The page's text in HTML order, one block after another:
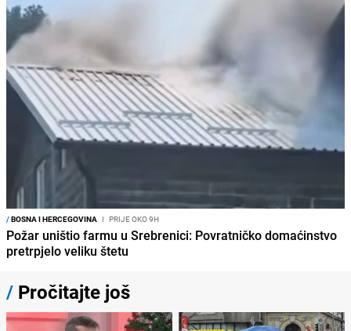
/BOSNA I HERCEGOVINA I PRIJE OKO 9H
Požar uništio farmu u Srebrenici: Povratničko domaćinstvo
pretrpjelo veliku štetu
/ Pročitajte još